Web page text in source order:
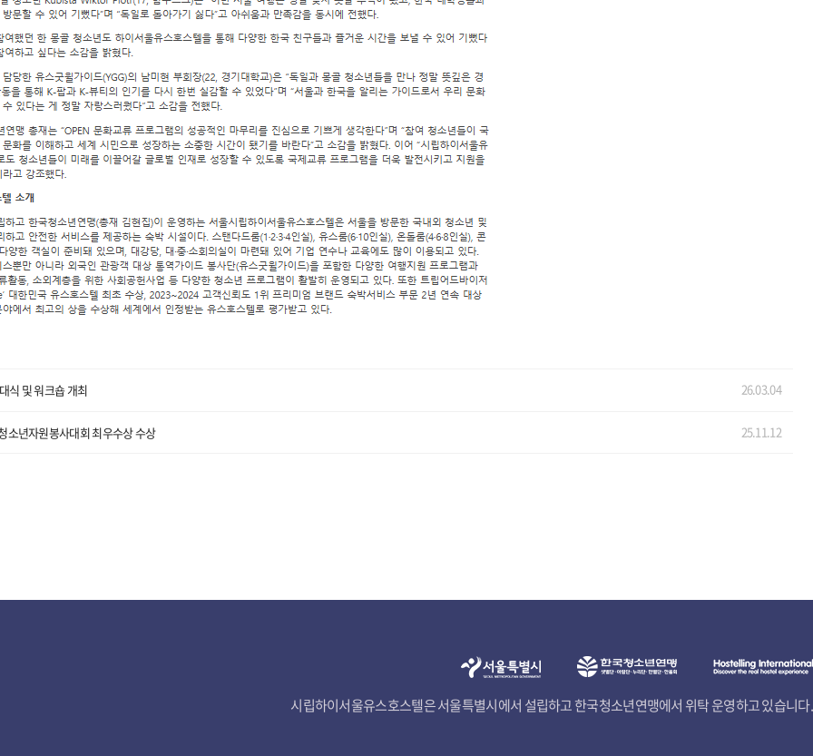
식 및 워크숍 개최 26.03.04
소년자원봉사대회 최우수상 수상 25.11.12
시립하이서울유스호스텔은 서울특별시에서 설립하고 한국청소년연맹에서 위탁 운영하고 있습니다.